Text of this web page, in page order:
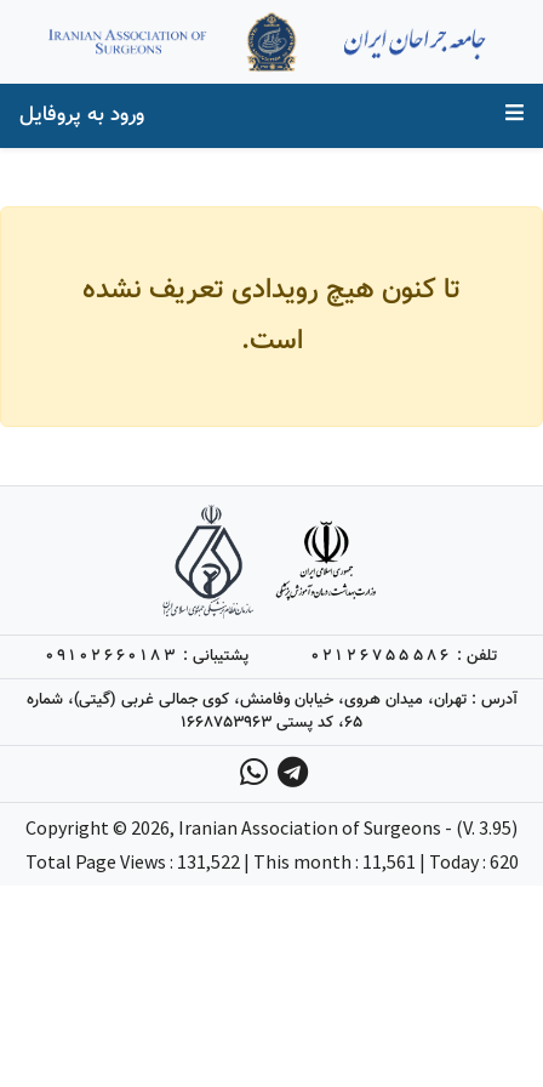
ورود به پروفایل
تا کنون هیچ رویدادی تعریف نشده
است.
تلفن : 02126755586 پشتیبانی : 09102660183
آدرس : تهران، میدان هروی، خیابان وفامنش، کوی جمالی غربی (گیتی)، شماره
65، کد پستی 1668753963
Copyright © 2026, Iranian Association of Surgeons - (V. 3.95)
Total Page Views : 131,522 | This month : 11,561 | Today : 620